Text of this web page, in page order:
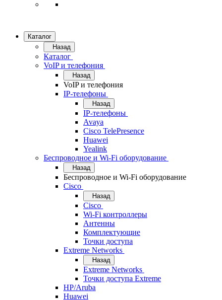
Каталог
Назад
Каталог
VoIP и телефония
Назад
VoIP и телефония
IP-телефоны
Назад
IP-телефоны
Avaya
Cisco TelePresence
Huawei
Yealink
Беспроводное и Wi-Fi оборудование
Назад
Беспроводное и Wi-Fi оборудование
Cisco
Назад
Cisco
Wi-Fi контроллеры
Антенны
Комплектующие
Точки доступа
Extreme Networks
Назад
Extreme Networks
Точки доступа Extreme
HP/Aruba
Huawei